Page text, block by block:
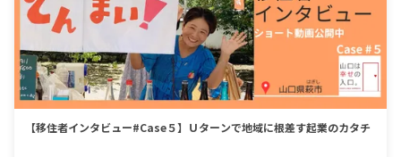
【移住者インタビュー#Case５】Ｕターンで地域に根差す起業のカタチ